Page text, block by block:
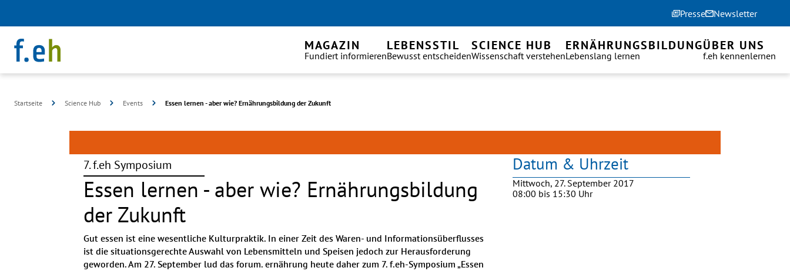
Presse Newsletter
MAGAZIN
Fundiert informieren
LEBENSSTIL
Bewusst entscheiden
SCIENCE HUB
Wissenschaft verstehen
ERNÄHRUNGSBILDUNG
Lebenslang lernen
ÜBER UNS
f.eh kennenlernen
Startseite Science Hub Events Essen lernen - aber wie? Ernährungsbildung der Zukunft
7. f.eh Symposium
Essen lernen - aber wie? Ernährungsbildung
der Zukunft
Gut essen ist eine wesentliche Kulturpraktik. In einer Zeit des Waren- und Informationsüberflusses
ist die situationsgerechte Auswahl von Lebensmitteln und Speisen jedoch zur Herausforderung
geworden. Am 27. September lud das forum. ernährung heute daher zum 7. f.eh-Symposium „Essen
Datum & Uhrzeit
Mittwoch, 27. September 2017
08:00 bis 15:30 Uhr